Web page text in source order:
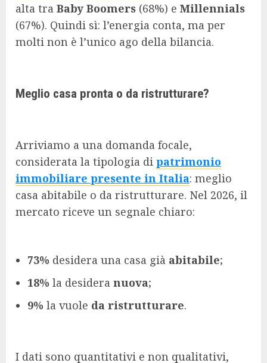
alta tra Baby Boomers (68%) e Millennials
(67%). Quindi sì: l’energia conta, ma per
molti non è l’unico ago della bilancia.
Meglio casa pronta o da ristrutturare?
Arriviamo a una domanda focale,
considerata la tipologia di patrimonio
immobiliare presente in Italia: meglio
casa abitabile o da ristrutturare. Nel 2026, il
mercato riceve un segnale chiaro:
73% desidera una casa già abitabile;
18% la desidera nuova;
9% la vuole da ristrutturare.
I dati sono quantitativi e non qualitativi,